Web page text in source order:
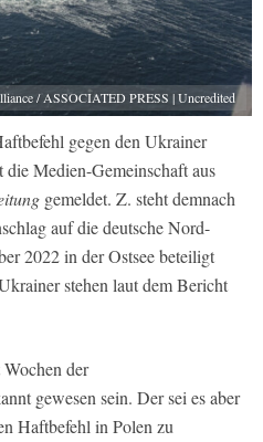
/ ASSOCIATED PRESS | Uncredited
gegen den Ukrainer
Medien-Gemeinschaft aus
gemeldet. Z. steht demnach
auf die deutsche Nord-
2022 in der Ostsee beteiligt
stehen laut dem Bericht
der
gewesen sein. Der sei es aber
Haftbefehl in Polen zu